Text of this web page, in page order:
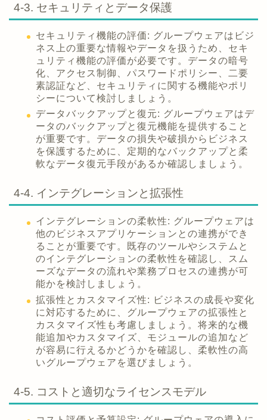
4-3. セキュリティとデータ保護
セキュリティ機能の評価: グループウェアはビジ
ネス上の重要な情報やデータを扱うため、セキ
ュリティ機能の評価が必要です。データの暗号
化、アクセス制御、パスワードポリシー、二要
素認証など、セキュリティに関する機能やポリ
シーについて検討しましょう。
データバックアップと復元: グループウェアはデ
ータのバックアップと復元機能を提供すること
が重要です。データの損失や破損からビジネス
を保護するために、定期的なバックアップと柔
軟なデータ復元手段があるか確認しましょう。
4-4. インテグレーションと拡張性
インテグレーションの柔軟性: グループウェアは
他のビジネスアプリケーションとの連携ができ
ることが重要です。既存のツールやシステムと
のインテグレーションの柔軟性を確認し、スム
ーズなデータの流れや業務プロセスの連携が可
能かを検討しましょう。
拡張性とカスタマイズ性: ビジネスの成長や変化
に対応するために、グループウェアの拡張性と
カスタマイズ性も考慮しましょう。将来的な機
能追加やカスタマイズ、モジュールの追加など
が容易に行えるかどうかを確認し、柔軟性の高
いグループウェアを選びましょう。
4-5. コストと適切なライセンスモデル